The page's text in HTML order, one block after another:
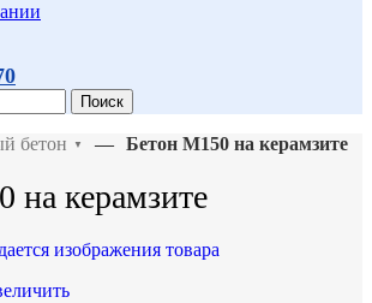
Поиск
бетон ▼ — Бетон М150 на керамзите
на керамзите